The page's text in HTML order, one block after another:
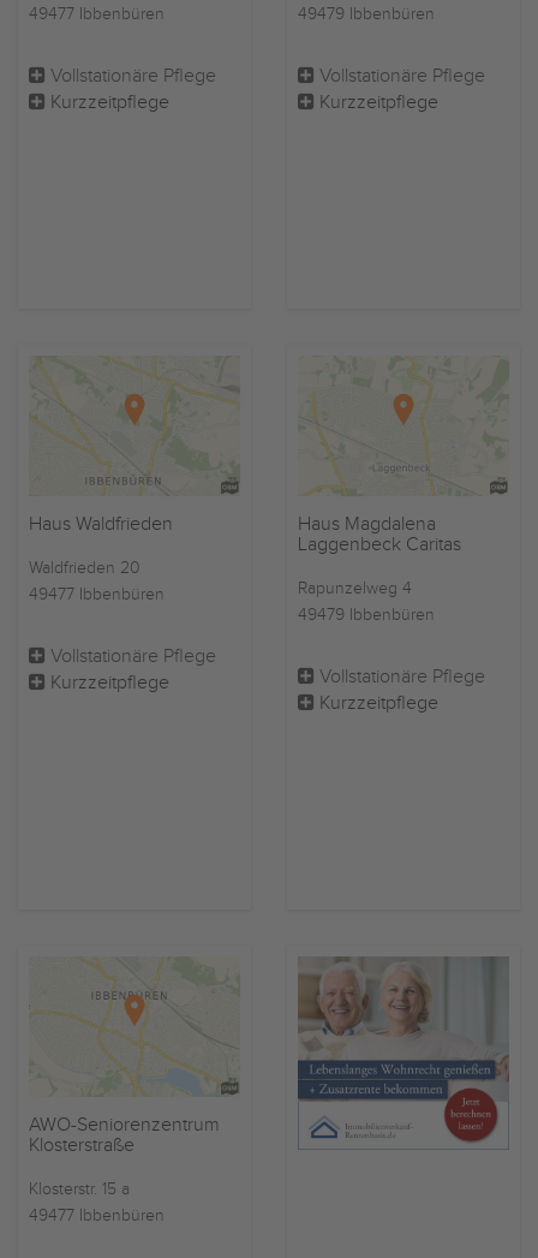
49477 Ibbenbüren
Vollstationäre Pflege
Kurzzeitpflege
49479 Ibbenbüren
Vollstationäre Pflege
Kurzzeitpflege
Haus Waldfrieden
Waldfrieden 20
49477 Ibbenbüren
Vollstationäre Pflege
Kurzzeitpflege
Haus Magdalena
Laggenbeck Caritas
Rapunzelweg 4
49479 Ibbenbüren
Vollstationäre Pflege
Kurzzeitpflege
AWO-Seniorenzentrum
Klosterstraße
Klosterstr. 15 a
49477 Ibbenbüren